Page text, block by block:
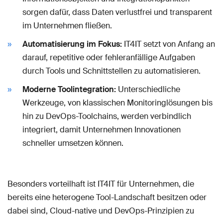
sorgen dafür, dass Daten verlustfrei und transparent
im Unternehmen fließen.
Automatisierung im Fokus: IT4IT setzt von Anfang an
darauf, repetitive oder fehleranfällige Aufgaben
durch Tools und Schnittstellen zu automatisieren.
Moderne Toolintegration: Unterschiedliche
Werkzeuge, von klassischen Monitoringlösungen bis
hin zu DevOps-Toolchains, werden verbindlich
integriert, damit Unternehmen Innovationen
schneller umsetzen können.
Besonders vorteilhaft ist IT4IT für Unternehmen, die
bereits eine heterogene Tool-Landschaft besitzen oder
dabei sind, Cloud-native und DevOps-Prinzipien zu